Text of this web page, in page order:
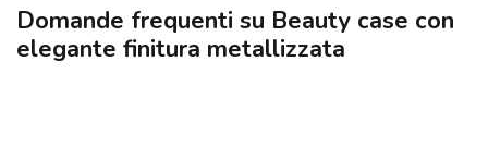
Domande frequenti su Beauty case con
elegante finitura metallizzata